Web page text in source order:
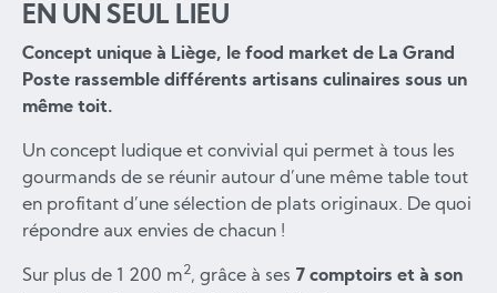
EN UN SEUL LIEU
Concept unique à Liège, le food market de La Grand
Poste rassemble différents artisans culinaires sous un
même toit.
Un concept ludique et convivial qui permet à tous les
gourmands de se réunir autour d’une même table tout
en profitant d’une sélection de plats originaux. De quoi
répondre aux envies de chacun !
Sur plus de 1 200 m2, grâce à ses 7 comptoirs et à son